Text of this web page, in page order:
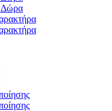
Δώρα